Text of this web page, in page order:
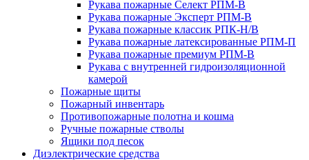
Рукава пожарные Селект РПМ-В
Рукава пожарные Эксперт РПМ-В
Рукава пожарные классик РПК-Н/В
Рукава пожарные латексированные РПМ-П
Рукава пожарные премиум РПМ-В
Рукава с внутренней гидроизоляционной
камерой
Пожарные щиты
Пожарный инвентарь
Противопожарные полотна и кошма
Ручные пожарные стволы
Ящики под песок
Диэлектрические средства